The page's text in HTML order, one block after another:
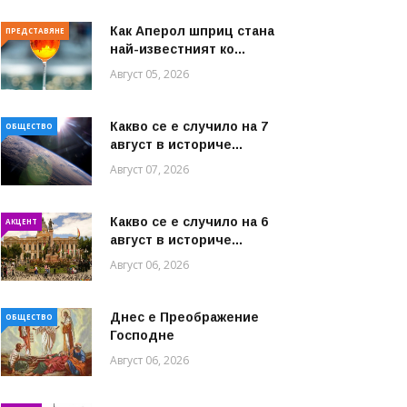
ПРЕДСТАВЯНЕ
Как Аперол шприц стана
най-известният ко...
Август 05, 2026
ОБЩЕСТВО
Какво се е случило на 7
август в историче...
Август 07, 2026
АКЦЕНТ
Какво се е случило на 6
август в историче...
Август 06, 2026
ОБЩЕСТВО
Днес е Преображение
Господне
Август 06, 2026